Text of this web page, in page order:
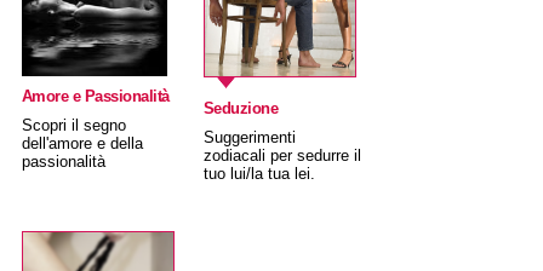
Amore e Passionalità
Scopri il segno
dell'amore e della
passionalità
Seduzione
Suggerimenti
zodiacali per sedurre il
tuo lui/la tua lei.